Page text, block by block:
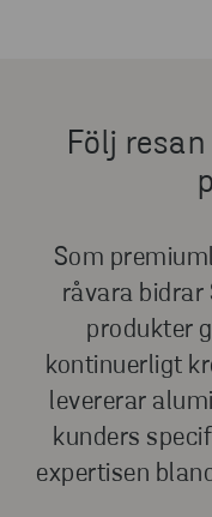
Följ
Som
råvara bidrar
produkter
kontinuerligt
levererar
kunders
expertisen